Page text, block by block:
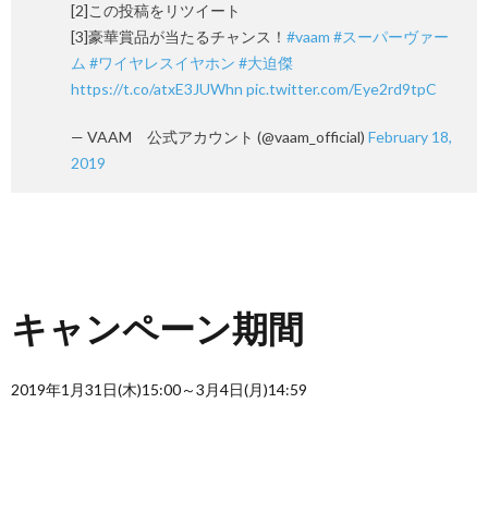
[2]この投稿をリツイート
[3]豪華賞品が当たるチャンス！ #vaam #スーパーヴァー
ム #ワイヤレスイヤホン #大迫傑
https://t.co/atxE3JUWhn pic.twitter.com/Eye2rd9tpC
— VAAM 公式アカウント (@vaam_official) February 18,
2019
キャンペーン期間
2019年1月31日(木)15:00～3月4日(月)14:59